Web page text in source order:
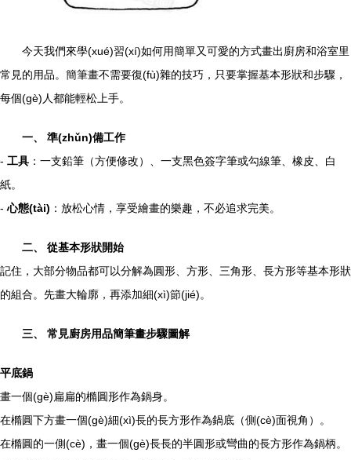
今天我們來學(xué)習(xí)如何用簡單又可愛的方式畫出廚房和浴室里
常見的用品。簡筆畫不需要復(fù)雜的技巧，只要掌握基本形狀和步驟，
每個(gè)人都能輕松上手。
一、 準(zhǔn)備工作
- 工具 ：一支鉛筆（方便修改）、一支黑色簽字筆或勾線筆、橡皮、白
紙。
- 心態(tài) ：放松心情，享受繪畫的樂趣，不必追求完美。
二、 從基本形狀開始
記住，大部分物品都可以分解為圓形、方形、三角形、長方形等基本形狀
的組合。先畫大輪廓，再添加細(xì)節(jié)。
三、 常見廚房用品簡筆畫步驟圖解
平底鍋
畫一個(gè)扁扁的橢圓形作為鍋身。
在橢圓下方畫一個(gè)細(xì)長的長方形作為鍋底（側(cè)面視角）。
在橢圓的一側(cè)，畫一個(gè)長長的半圓形或彎曲的長方形作為鍋柄。